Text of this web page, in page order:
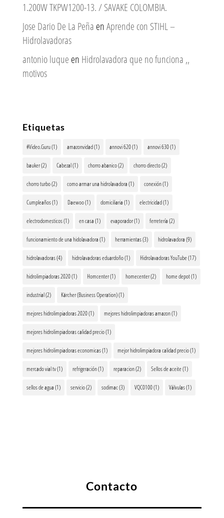
1.200W TKPW1200-13. / SAVAKE COLOMBIA.
Jose Dario De La Peña enAprende con STIHL –
Hidrolavadoras
antonio luque en Hidrolavadora que no funciona ,,
motivos
Etiquetas
#Video.Guru(1) amazonvidad(1) annovi 620(1) annovi 630(1)
bauker(2) Cabezal(1) chorro abanico(2) chorro directo(2)
chorro turbo(2) como armar una hidrolavadora(1) conexión(1)
Cumpleaños(1) Daewoo(1) domiciliaria(1) electricidad(1)
electrodomesticos(1) en casa(1) evaporador(1) ferretería(2)
funcionamiento de una hidolavadora(1) herramientas(3) hidrolavadora(9)
hidrolavadoras(4) hidrolavadoras eduardoño(1) Hidrolavadoras YouTube(17)
hidrolimpiadoras 2020(1) Homcenter(1) homecenter(2) home depot(1)
industrial(2) Kärcher (Business Operation)(1)
mejores hidrolimpiadoras 2020(1) mejores hidrolimpiadoras amazon(1)
mejores hidrolimpiadoras calidad precio(1)
mejores hidrolimpiadoras economicas(1) mejor hidrolimpiadora calidad precio(1)
mercado vial tv(1) refrigeración(1) reparacion(2) Sellos de aceite(1)
sellos de agua(1) servicio(2) sodimac(3) VQC0100(1) Válvulas(1)
Contacto